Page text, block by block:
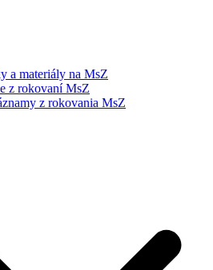
a materiály na MsZ
z rokovaní MsZ
z rokovania MsZ